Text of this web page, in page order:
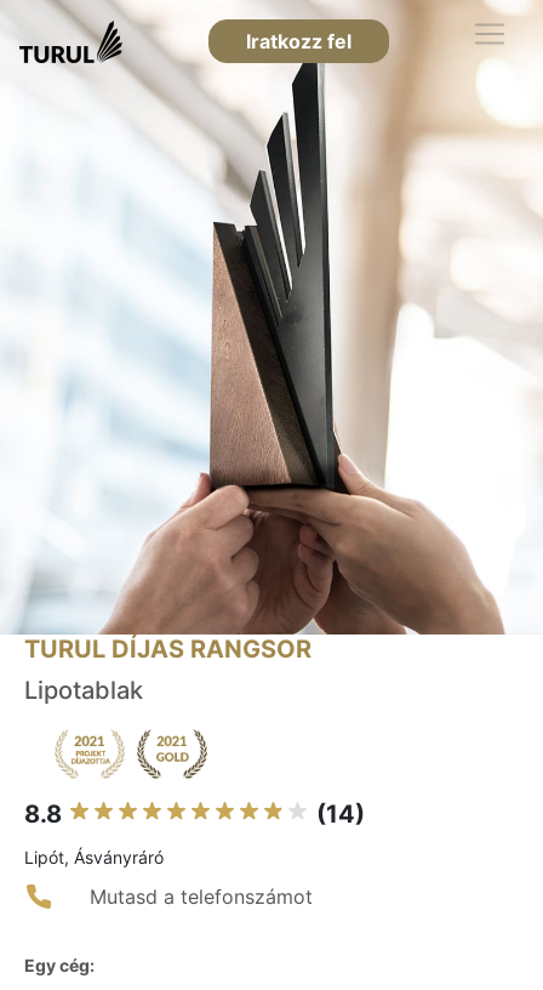
Iratkozz fel
TURUL DÍJAS RANGSOR
Lipotablak
8.8 (14)
Lipót, Ásványráró
Mutasd a telefonszámot
Egy cég: